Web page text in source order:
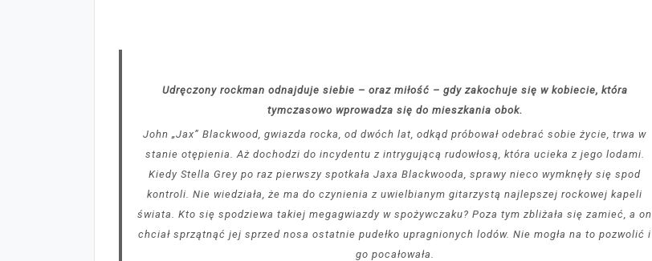
Udręczony rockman odnajduje siebie – oraz miłość – gdy zakochuje się w kobiecie, która
tymczasowo wprowadza się do mieszkania obok.
John „Jax” Blackwood, gwiazda rocka, od dwóch lat, odkąd próbował odebrać sobie życie, trwa w
stanie otępienia. Aż dochodzi do incydentu z intrygującą rudowłosą, która ucieka z jego lodami.
Kiedy Stella Grey po raz pierwszy spotkała Jaxa Blackwooda, sprawy nieco wymknęły się spod
kontroli. Nie wiedziała, że ma do czynienia z uwielbianym gitarzystą najlepszej rockowej kapeli
świata. Kto się spodziewa takiej megagwiazdy w spożywczaku? Poza tym zbliżała się zamieć, a on
chciał sprzątnąć jej sprzed nosa ostatnie pudełko upragnionych lodów. Nie mogła na to pozwolić i
go pocałowała.